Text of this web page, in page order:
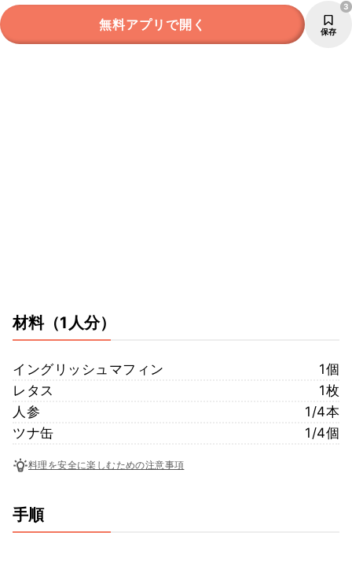
無料アプリで開く 保存
3
材料（1人分）
イングリッシュマフィン
1個
レタス
1枚
人参
1/4本
ツナ缶
1/4個
料理を安全に楽しむための注意事項
手順